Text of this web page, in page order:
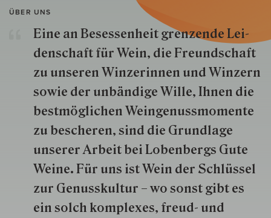
ÜBER UNS
Eine an Besessenheit gren­zende Lei­
den­schaft für Wein, die Freund­schaft
zu unseren Win­zer­innen und Win­zern
so­wie der un­bän­dige Wille, Ihnen die
best­mög­lich­en Wein­genuss­momente
zu besche­ren, sind die Grund­lage
unserer Arbeit bei Lobenbergs Gute
Weine. Für uns ist Wein der Schlüs­sel
zur Genuss­kultur – wo sonst gibt es
ein solch kom­plexes, freud- und